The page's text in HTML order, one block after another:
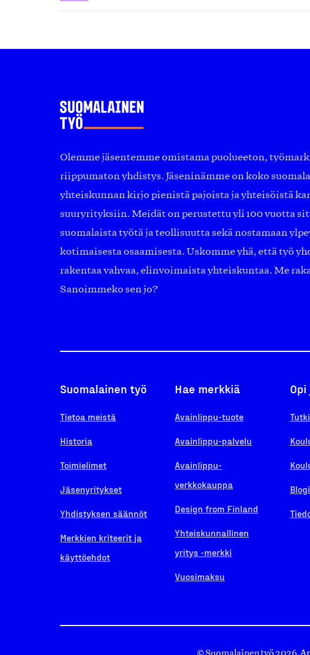
Olemme jäsentemme omistama puolueeton,
riippumaton yhdistys. Jäseninämme on koko
yhteiskunnan kirjo pienistä pajoista ja yhteisöistä
suuryrityksiin. Meidät on perustettu yli 100 vuotta
suomalaista työtä ja teollisuutta sekä nostamaan
kotimaisesta osaamisesta. Uskomme yhä, että työ
rakentaa vahvaa, elinvoimaista yhteiskuntaa. Me
Sanoimmeko sen jo?
Suomalainen työ
Tietoa meistä
Historia
Toimielimet
Jäsenyritykset
Yhdistyksen säännöt
Merkkien kriteerit ja
käyttöehdot
Hae merkkiä
Avainlippu-tuote
Avainlippu-palvelu
Avainlippu-
verkkokauppa
Design from Finland
Yhteiskunnallinen
yritys -merkki
Vuosimaksu